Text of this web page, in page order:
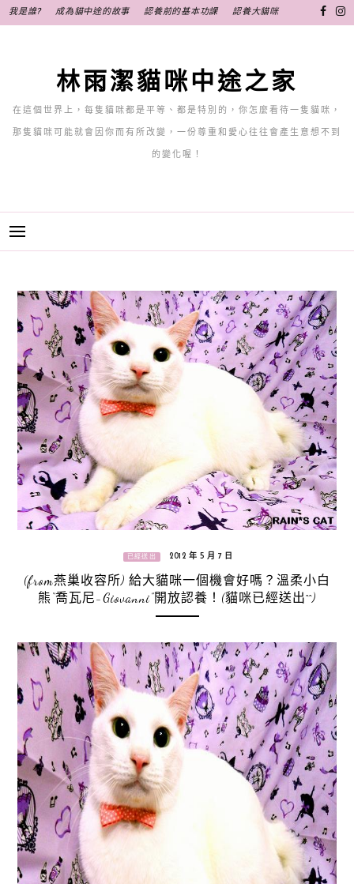
至
我是誰? 成為貓中途的故事 認養前的基本功課 認養大貓咪
林雨潔貓咪中途之家
在這個世界上，每隻貓咪都是平等、都是特別的，你怎麼看待一隻貓咪，
那隻貓咪可能就會因你而有所改變，一份尊重和愛心往往會產生意想不到
的變化喔！
已經送出 2012 年 5 月 7 日
(from燕巢收容所) 給大貓咪一個機會好嗎？溫柔小白
熊“喬瓦尼-Giovanni”開放認養！(貓咪已經送出^^)